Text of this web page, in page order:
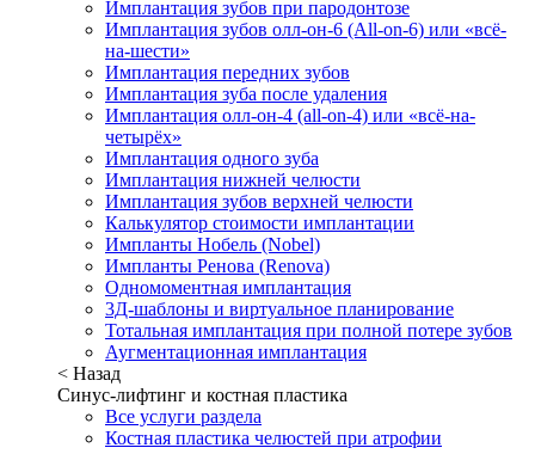
Имплантация зубов при пародонтозе
Имплантация зубов олл-он-6 (All-on-6) или «всё-
на-шести»
Имплантация передних зубов
Имплантация зуба после удаления
Имплантация олл-он-4 (all-on-4) или «всё-на-
четырёх»
Имплантация одного зуба
Имплантация нижней челюсти
Имплантация зубов верхней челюсти
Калькулятор стоимости имплантации
Импланты Нобель (Nobel)
Импланты Ренова (Renova)
Одномоментная имплантация
3Д-шаблоны и виртуальное планирование
Тотальная имплантация при полной потере зубов
Аугментационная имплантация
< Назад
Синус-лифтинг и костная пластика
Все услуги раздела
Костная пластика челюстей при атрофии